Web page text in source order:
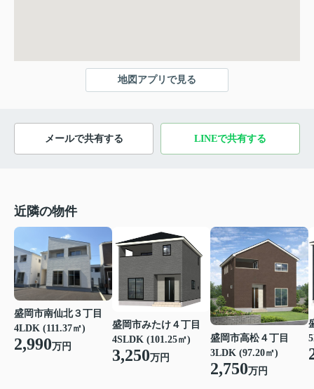
地図アプリで見る
メールで共有する LINEで共有する
近隣の物件
盛岡市南仙北３丁目
4LDK (111.37㎡)
2,990万円
盛岡市みたけ４丁目
4SLDK (101.25㎡)
3,250万円
盛岡市高松４丁目
3LDK (97.20㎡)
2,750万円